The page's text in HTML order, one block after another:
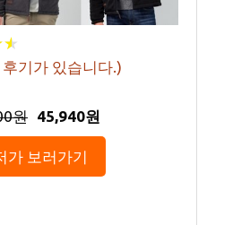
★
★
후기가 있습니다.)
원 45,940원
가 보러가기